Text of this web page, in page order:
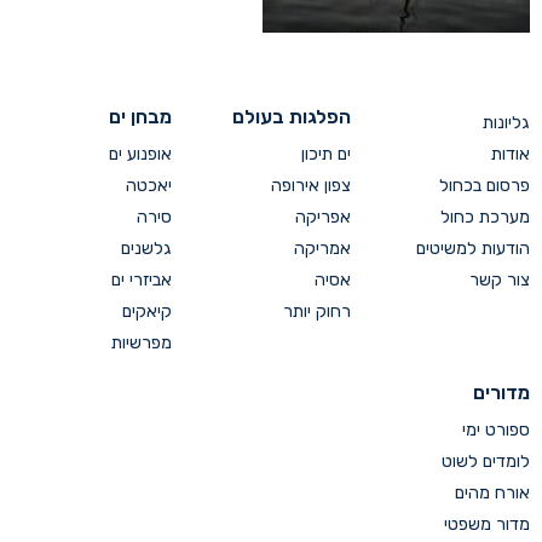
גליונות
אודות
פרסום בכחול
מערכת כחול
הודעות למשיטים
צור קשר
הפלגות בעולם
ים תיכון
צפון אירופה
אפריקה
אמריקה
אסיה
רחוק יותר
מבחן ים
אופנוע ים
יאכטה
סירה
גלשנים
אביזרי ים
קיאקים
מפרשיות
מדורים
ספורט ימי
לומדים לשוט
אורח מהים
מדור משפטי